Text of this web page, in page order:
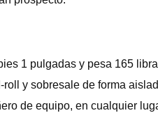
1 pulgadas y pesa 165
y sobresale de forma
de equipo, en cualquier